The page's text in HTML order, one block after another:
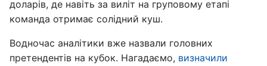
доларів, де навіть за виліт на груповому етапі
команда отримає солідний куш.
Водночас аналітики вже назвали головних
претендентів на кубок. Нагадаємо, визначили